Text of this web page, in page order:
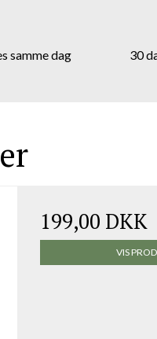
samme dag 30
199,00 DKK
VIS